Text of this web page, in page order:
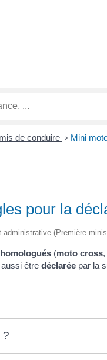
de conduire > Mini
pour la
(Première
(moto cross,
être déclarée par la
?